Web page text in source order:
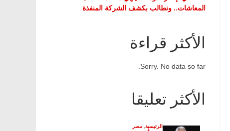
المعاشات.. ونطالب بكشف الشركة المنفذة
الأكثر قراءة
Sorry. No data so far.
الأكثر تعليقا